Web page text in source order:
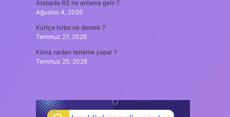
Arabada RS ne anlama gelir ?
Ağustos 4, 2026
Kürtçe hırbo ne demek ?
Temmuz 27, 2026
Klima neden terleme yapar ?
Temmuz 25, 2026